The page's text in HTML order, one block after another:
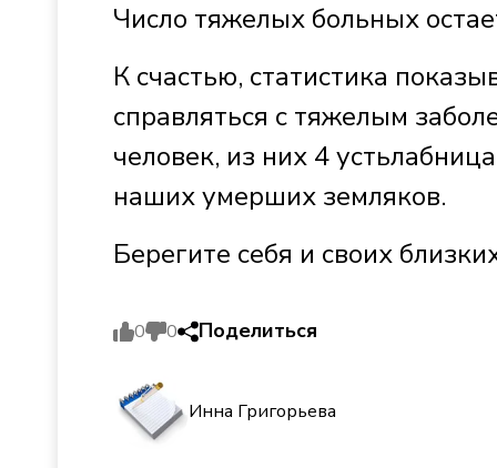
Число тяжелых больных
К счастью, статистика
справляться с тяжелым
человек, из них 4
наших умерших земляков.
Берегите себя и своих
0 0 Поделиться
Инна Григорьева